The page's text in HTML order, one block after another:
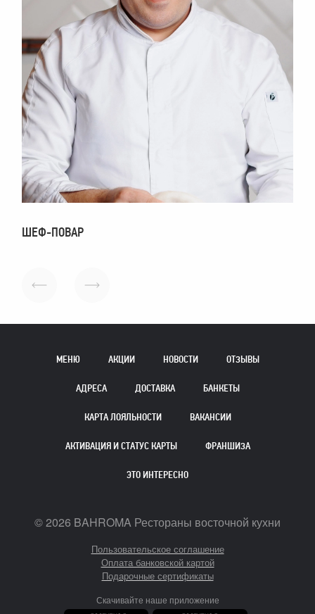
ШЕФ-ПОВАР
МЕНЮ АКЦИИ НОВОСТИ ОТЗЫВЫ
АДРЕСА ДОСТАВКА БАНКЕТЫ
КАРТА ЛОЯЛЬНОСТИ ВАКАНСИИ
АКТИВАЦИЯ И СТАТУС КАРТЫ ФРАНШИЗА
ЭТО ИНТЕРЕСНО
©2026 BAHROMA Рестораны восточной кухни
Пользовательское соглашение
Оплата банковской картой
Подарочные сертификаты
Скачивайте наше приложение